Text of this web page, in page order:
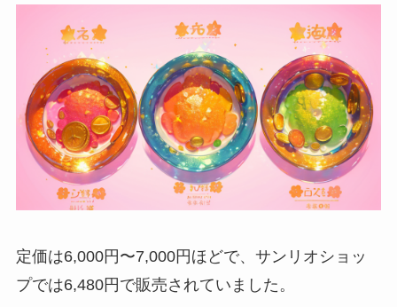
定価は6,000円〜7,000円ほどで、サンリオショッ
プでは6,480円で販売されていました。